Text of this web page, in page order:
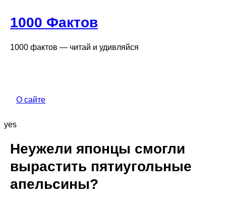
1000 Фактов
1000 фактов — читай и удивляйся
О сайте
yes
Неужели японцы смогли
вырастить пятиугольные
апельсины?